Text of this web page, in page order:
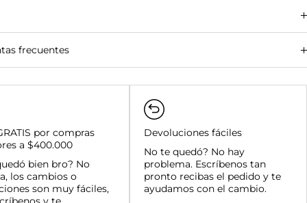
país:
y su área metropolitana:
superiores a $400.000:
frecuentes
por compras
a $400.000
bien bro? No
los cambios o
son muy fáciles,
Devoluciones fáciles
No te quedó? No hay
problema. Escríbenos tan
pronto recibas el pedido y te
ayudamos con el cambio.